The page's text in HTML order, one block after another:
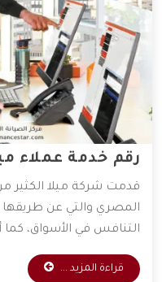
رقم خدمة عملاء
قدمت شركة ميلا الكثير
المصري والتي عن طريقها
التنافس في الأسواق،
لأجهزتها المتوفرة، و
من التطور التكنولوجي،
قراءة المزيد ...